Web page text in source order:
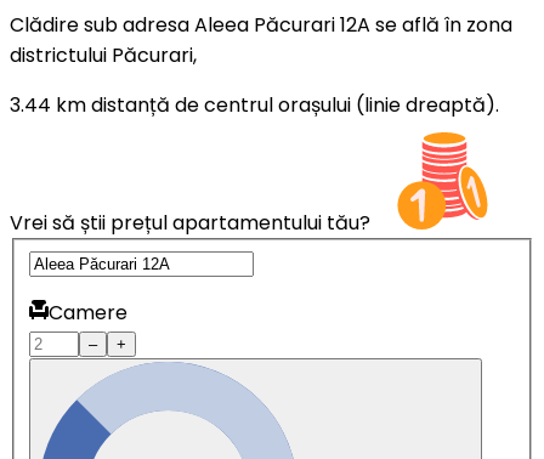
Clădire sub adresa Aleea Păcurari 12A se află în zona
districtului Păcurari,
3.44 km distanță de centrul orașului (linie dreaptă).
Vrei să știi prețul apartamentului tău?
Camere
– +